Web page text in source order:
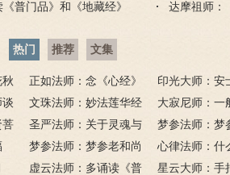
普门品》和《地藏经》
达摩祖师：
热门 推荐 文集
；
人
正如法师：念《心经》
比《大悲咒》更好吗？
印光大师：安
话解
文珠法师：妙法莲华经
大寂尼师：一
里可以读诵《
吗？
菩
愿
圣严法师：关于灵魂与
鬼的终极真相
梦参法师：梦
尚：金刚经
梦参法师：梦参老和尚
讲地藏本愿经
心律法师：什
有缘？
虚云法师：多诵读《普
星云大师：手